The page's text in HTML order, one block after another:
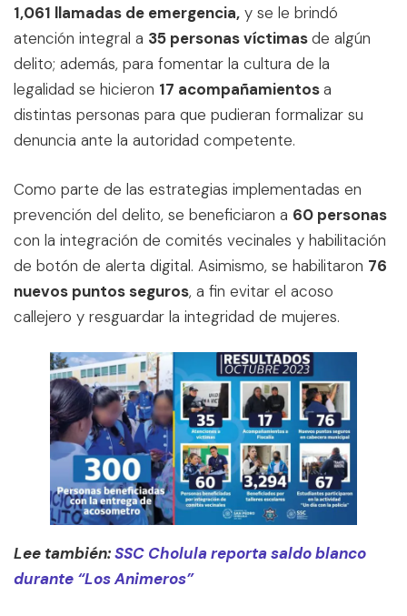
1,061 llamadas de emergencia, y se le brindó
atención integral a 35 personas víctimasde algún
delito; además, para fomentar la cultura de la
legalidad se hicieron 17 acompañamientosa
distintas personas para que pudieran formalizar su
denuncia ante la autoridad competente.
Como parte de las estrategias implementadas en
prevención del delito, se beneficiaron a 60 personas
con la integración de comités vecinales y habilitación
de botón de alerta digital. Asimismo, se habilitaron 76
nuevos puntos seguros, a fin evitar el acoso
callejero y resguardar la integridad de mujeres.
Lee también:SSC Cholula reporta saldo blanco
durante “Los Animeros”